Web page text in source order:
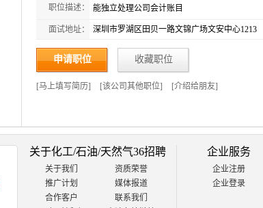
职位描述： 能独立处理公司会计账目
面试地址： 深圳市罗湖区田贝一路文锦广场文安中心1213
申请职位 收藏职位
[马上填写简历] [该公司其他职位] [介绍给朋友]
关于化工/石油/天然气36招聘
关于我们
资质荣誉
推广计划
媒体报道
合作客户
联系我们
企业服务
企业注册
企业登录